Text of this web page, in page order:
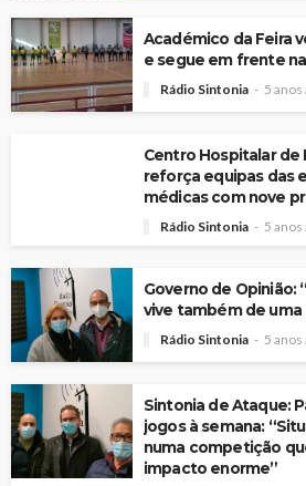
Académico da Feira
e segue em frente
Rádio Sintonia 5 anos
Centro Hospitalar de
reforça equipas das
médicas com nove
Rádio Sintonia 5 anos
Governo de
vive também de
Rádio Sintonia 5 anos
Sintonia de Ataque:
jogos à semana:
numa competição
impacto enorme”